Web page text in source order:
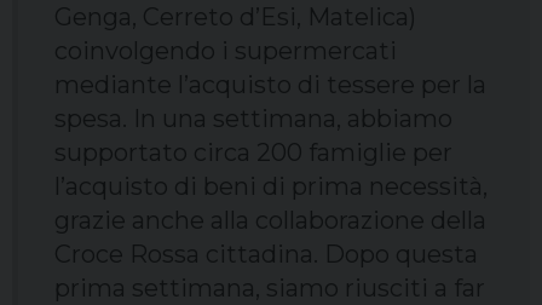
Genga, Cerreto d’Esi, Matelica)
coinvolgendo i supermercati
mediante l’acquisto di tessere per la
spesa. In una settimana, abbiamo
supportato circa 200 famiglie per
l’acquisto di beni di prima necessità,
grazie anche alla collaborazione della
Croce Rossa cittadina. Dopo questa
prima settimana, siamo riusciti a far